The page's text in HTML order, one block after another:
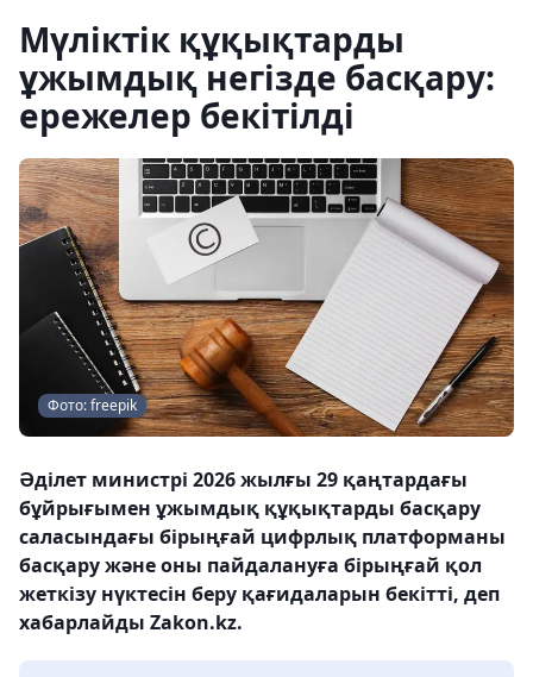
Мүліктік құқықтарды
ұжымдық негізде басқару:
ережелер бекітілді
Фото: freepik
Әділет министрі 2026 жылғы 29 қаңтардағы
бұйрығымен ұжымдық құқықтарды басқару
саласындағы бірыңғай цифрлық платформаны
басқару және оны пайдалануға бірыңғай қол
жеткізу нүктесін беру қағидаларын бекітті, деп
хабарлайды Zakon.kz.